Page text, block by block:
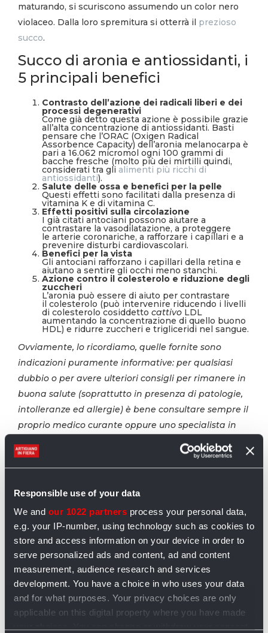
Responsible use of your data
We and our 1022 partners process your personal data,
e.g. your IP-number, using technology such as cookies to
store and access information on your device in order to
serve personalized ads and content, ad and content
measurement, audience research and services
development. You have a choice in who uses your data
and for what purposes. Your privacy choices are only
applicable on this digital property where you have made
maturando, si scuriscono assumendo un color nero
violaceo. Dalla loro spremitura si otterrà il prezioso
succo.
Succo di aronia e antiossidanti, i
5 principali benefici
Contrasto dell’azione dei radicali liberi e dei
processi degenerativi
Come già detto questa azione è possibile grazie
all’alta concentrazione di antiossidanti. Basti
pensare che l’ORAC (Oxigen Radical
Assorbence Capacity) dell’aronia melanocarpa è
pari a 16.062 micromol ogni 100 grammi di
bacche fresche (molto più dei mirtilli quindi,
considerati tra gli alimenti più ricchi di
antiossidanti).
Salute delle ossa e benefici per la pelle
Questi effetti sono facilitati dalla presenza di
vitamina K e di vitamina C.
Effetti positivi sulla circolazione
I già citati antociani possono aiutare a
contrastare la vasodilatazione, a proteggere
le arterie coronariche, a rafforzare i capillari e a
prevenire disturbi cardiovascolari.
Benefici per la vista
Gli antociani rafforzano i capillari della retina e
aiutano a sentire gli occhi meno stanchi.
Azione contro il colesterolo e riduzione degli
zuccheri
L’aronia può essere di aiuto per contrastare
il colesterolo (può intervenire riducendo i livelli
di colesterolo cosiddetto cattivo LDL
aumentando la concentrazione di quello buono
HDL) e ridurre zuccheri e trigliceridi nel sangue.
Ovviamente, lo ricordiamo, quelle fornite sono
indicazioni puramente informative: per qualsiasi
dubbio o per avere ulteriori consigli per rimanere in
buona salute (soprattutto in presenza di patologie,
intolleranze ed allergie) è bene consultare sempre il
proprio medico curante oppure uno specialista in